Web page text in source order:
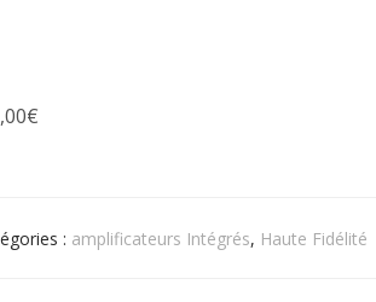
: amplificateurs Intégrés, Haute Fidélité